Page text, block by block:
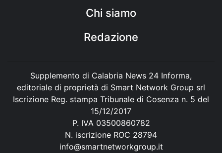
Chi siamo
Redazione
Supplemento di Calabria News 24 Informa,
editoriale di proprietà di Smart Network Group srl
Iscrizione Reg. stampa Tribunale di Cosenza n. 5 del
15/12/2017
P. IVA 03500860782
N. iscrizione ROC 28794
info@smartnetworkgroup.it